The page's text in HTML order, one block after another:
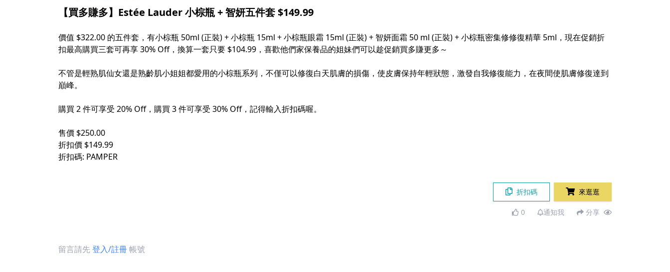
【買多賺多】Estée Lauder 小棕瓶 + 智妍五件套 $149.99
價值 $322.00 的五件套，有小棕瓶 50ml (正裝) + 小棕瓶 15ml + 小棕瓶眼霜 15ml (正裝) + 智妍面霜 50 ml (正裝) + 小棕瓶密集修修復精華 5ml，現在促銷折
扣最高購買三套可再享 30% Off，換算一套只要 $104.99，喜歡他們家保養品的姐妹們可以趁促銷買多賺更多～
不管是輕熟肌仙女還是熟齡肌小姐姐都愛用的小棕瓶系列，不僅可以修復白天肌膚的損傷，使皮膚保持年輕狀態，激發自我修復能力，在夜間使肌膚修復達到
巔峰。
購買 2 件可享受 20% Off，購買 3 件可享受 30% Off，記得輸入折扣碼喔。
售價 $250.00
折扣價 $149.99
折扣碼: PAMPER
折扣碼 來逛逛
0 通知我 分享
留言請先登入/註冊帳號